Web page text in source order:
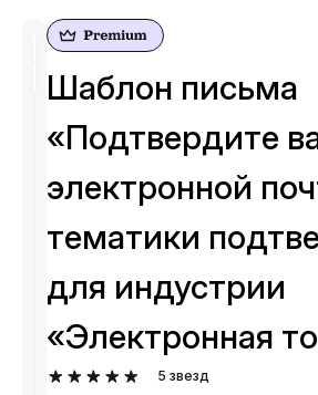
Шаблон письма
«Подтвердите
электронной
тематики
для индустрии
«Электронная
5 звезд